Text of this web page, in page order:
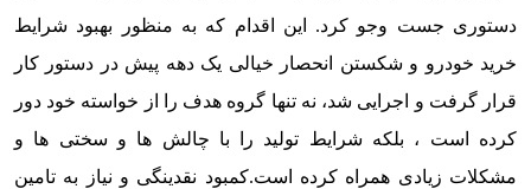
دستوری جست وجو کرد. این اقدام که به منظور بهبود شرایط
خرید خودرو و شکستن انحصار خیالی یک دهه پیش در دستور کار
قرار گرفت و اجرایی شد، نه تنها گروه هدف را از خواسته خود دور
کرده است ، بلکه شرایط تولید را با چالش ها و سختی ها و
مشکلات زیادی همراه کرده است.کمبود نقدینگی و نیاز به تامین